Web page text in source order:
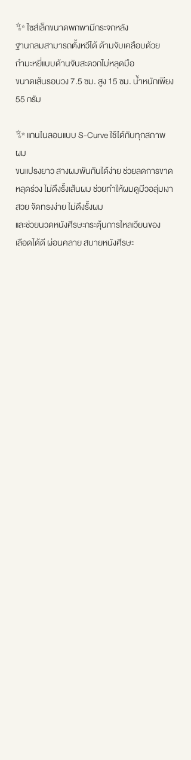
✨ ไซส์เล็กขนาดพกพามีกระจกหลัง
ฐานกลมสามารถตั้งหวีได้ ด้ามจับเคลือบด้วย
กำมะหยี่แบบด้านจับสะดวกไม่หลุดมือ
ขนาดเส้นรอบวง 7.5 ซม. สูง 15 ซม. น้ำหนักเพียง
55 กรัม
✨ แกนไนลอนแบบ S-Curve ใช้ได้กับทุกสภาพ
ผม
ขนแปรงยาว สางผมพันกันได้ง่าย ช่วยลดการขาด
หลุดร่วง ไม่ดึงรั้งเส้นผม ช่วยทำให้ผมดูมีวอลุ่มเงา
สวย จัดทรงง่าย ไม่ดึงรั้งผม
และช่วยนวดหนังศีรษะกระตุ้นการไหลเวียนของ
เลือดได้ดี ผ่อนคลาย สบายหนังศีรษะ